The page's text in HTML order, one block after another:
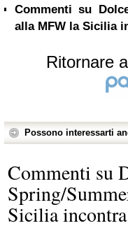
Commenti su
alla MFW la Sicilia
Ritornare
Possono interessarti
Commenti su
Spring/
Sicilia